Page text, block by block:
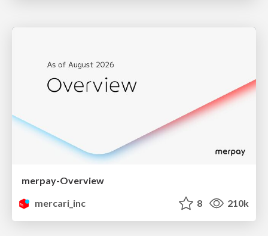
merpay-Overview
mercari_inc
8 210k